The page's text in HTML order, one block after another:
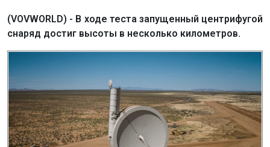
(VOVWORLD) - В ходе теста запущенный центрифугой
снаряд достиг высоты в несколько километров.